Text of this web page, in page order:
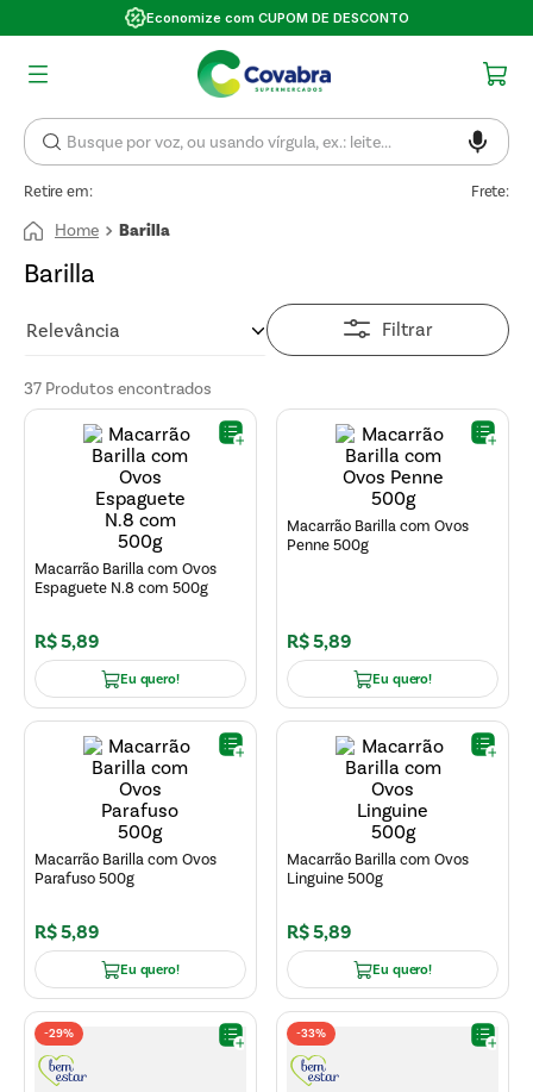
Economize com CUPOM DE DESCONTO
Retire em: Frete:
Barilla
Barilla
Relevância Filtrar
37 Produtos
Macarrão Barilla com Ovos
Espaguete N.8 com 500g
R$5,89
Eu quero!
Macarrão Barilla com Ovos
Penne 500g
R$5,89
Eu quero!
Macarrão Barilla com Ovos
Parafuso 500g
R$5,89
Eu quero!
Macarrão Barilla com Ovos
Linguine 500g
R$5,89
Eu quero!
-29% -33%